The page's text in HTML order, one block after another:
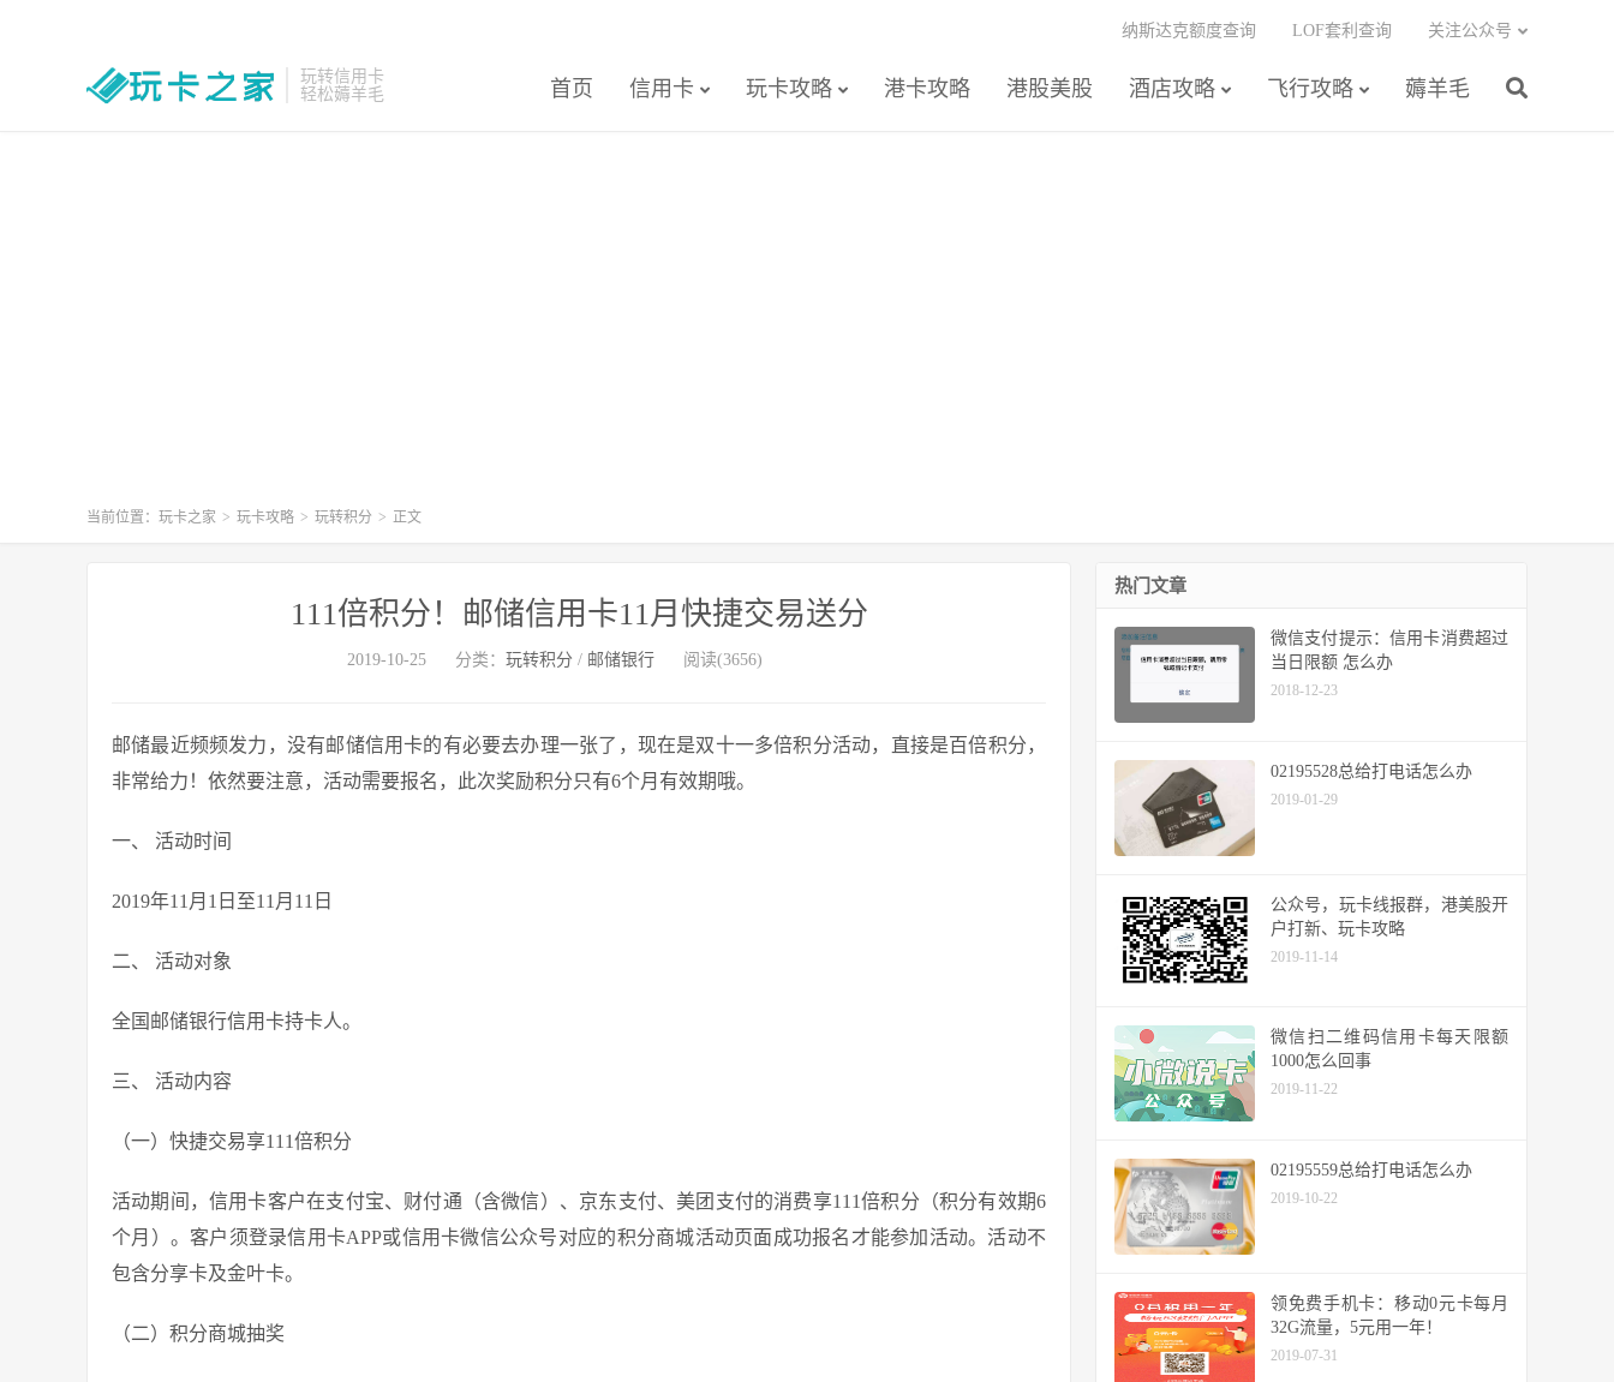
玩转信用卡
轻松薅羊毛
首页 信用卡 玩卡攻略 港卡攻略 港股美股 酒店攻略 飞行攻略 薅羊毛
纳斯达克额度查询 LOF套利查询 关注公众号
当前位置： 玩卡之家 > 玩卡攻略 > 玩转积分 > 正文
111倍积分！邮储信用卡11月快捷交易送分
2019-10-25 分类： 玩转积分 / 邮储银行 阅读(3656)
邮储最近频频发力，没有邮储信用卡的有必要去办理一张了，现在是双十一多倍积分活动，直接是百倍积分，
非常给力！依然要注意，活动需要报名，此次奖励积分只有6个月有效期哦。
一、 活动时间
2019年11月1日至11月11日
二、 活动对象
全国邮储银行信用卡持卡人。
三、 活动内容
（一）快捷交易享111倍积分
活动期间，信用卡客户在支付宝、财付通（含微信）、京东支付、美团支付的消费享111倍积分（积分有效期6
个月）。客户须登录信用卡APP或信用卡微信公众号对应的积分商城活动页面成功报名才能参加活动。活动不
包含分享卡及金叶卡。
（二）积分商城抽奖
热门文章
微信支付提示：信用卡消费超过
当日限额 怎么办
2018-12-23
02195528总给打电话怎么办
2019-01-29
公众号，玩卡线报群，港美股开
户打新、玩卡攻略
2019-11-14
微信扫二维码信用卡每天限额
1000怎么回事
2019-11-22
02195559总给打电话怎么办
2019-10-22
领免费手机卡：移动0元卡每月
32G流量，5元用一年！
2019-07-31